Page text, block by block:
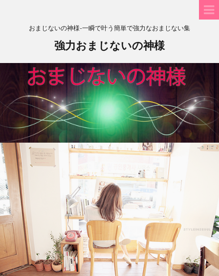
おまじないの神様-一瞬で叶う簡単で強力なおまじない集
強力おまじないの神様